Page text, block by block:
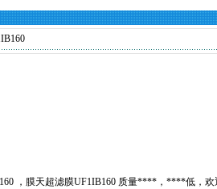
，膜天超滤膜UF1IB160 质量****，****低，欢